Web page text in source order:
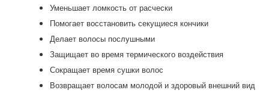
Уменьшает ломкость от расчески
Помогает восстановить секущиеся кончики
Делает волосы послушными
Защищает во время термического воздействия
Сокращает время сушки волос
Возвращает волосам молодой и здоровый внешний вид